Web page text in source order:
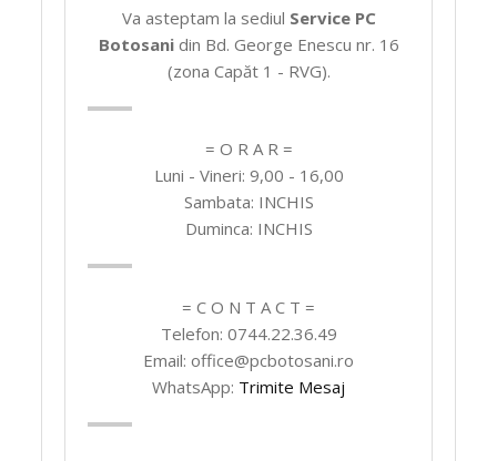
Va asteptam la sediul Service PC
Botosanidin Bd. George Enescu nr. 16
(zona Capăt 1 - RVG).
= O R A R =
Luni - Vineri: 9,00 - 16,00
Sambata: INCHIS
Duminca: INCHIS
= C O N T A C T =
Telefon: 0744.22.36.49
Email: office@pcbotosani.ro
WhatsApp: Trimite Mesaj